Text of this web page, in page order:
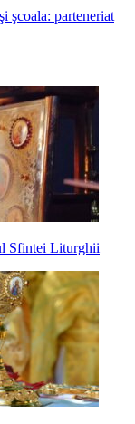
şcoala: parteneriat
Sfintei Liturghii